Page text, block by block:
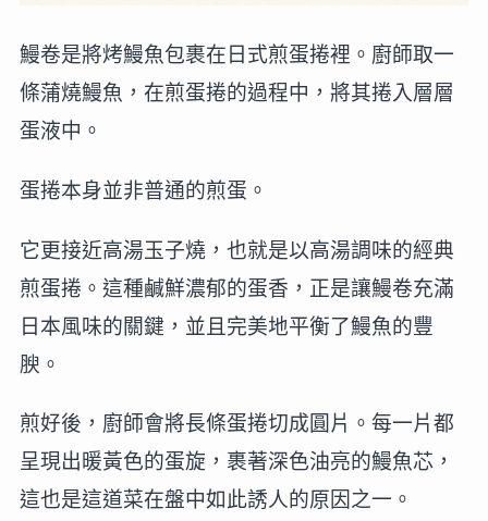
鰻卷是將烤鰻魚包裹在日式煎蛋捲裡。廚師取一
條蒲燒鰻魚，在煎蛋捲的過程中，將其捲入層層
蛋液中。
蛋捲本身並非普通的煎蛋。
它更接近高湯玉子燒，也就是以高湯調味的經典
煎蛋捲。這種鹹鮮濃郁的蛋香，正是讓鰻卷充滿
日本風味的關鍵，並且完美地平衡了鰻魚的豐
腴。
煎好後，廚師會將長條蛋捲切成圓片。每一片都
呈現出暖黃色的蛋旋，裹著深色油亮的鰻魚芯，
這也是這道菜在盤中如此誘人的原因之一。